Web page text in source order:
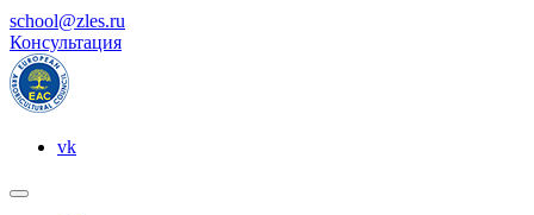
school@zles.ru
Консультация
vk